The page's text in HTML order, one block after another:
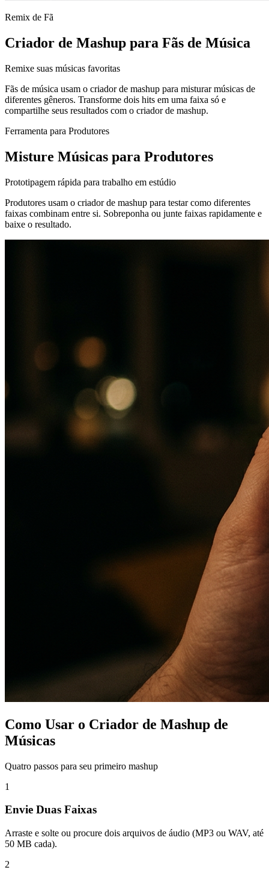
Remix de Fã
Criador de Mashup para Fãs de Música
Remixe suas músicas favoritas
Fãs de música usam o criador de mashup para misturar músicas de
diferentes gêneros. Transforme dois hits em uma faixa só e
compartilhe seus resultados com o criador de mashup.
Ferramenta para Produtores
Misture Músicas para Produtores
Prototipagem rápida para trabalho em estúdio
Produtores usam o criador de mashup para testar como diferentes
faixas combinam entre si. Sobreponha ou junte faixas rapidamente e
baixe o resultado.
Como Usar o Criador de Mashup de
Músicas
Quatro passos para seu primeiro mashup
1
Envie Duas Faixas
Arraste e solte ou procure dois arquivos de áudio (MP3 ou WAV, até
50 MB cada).
2